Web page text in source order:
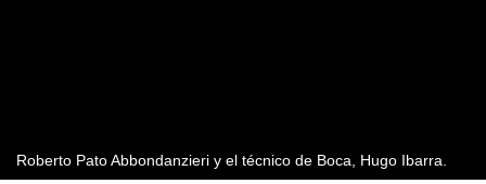
Roberto Pato Abbondanzieri y el técnico de Boca, Hugo Ibarra.